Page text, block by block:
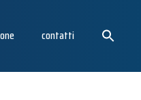
contatti